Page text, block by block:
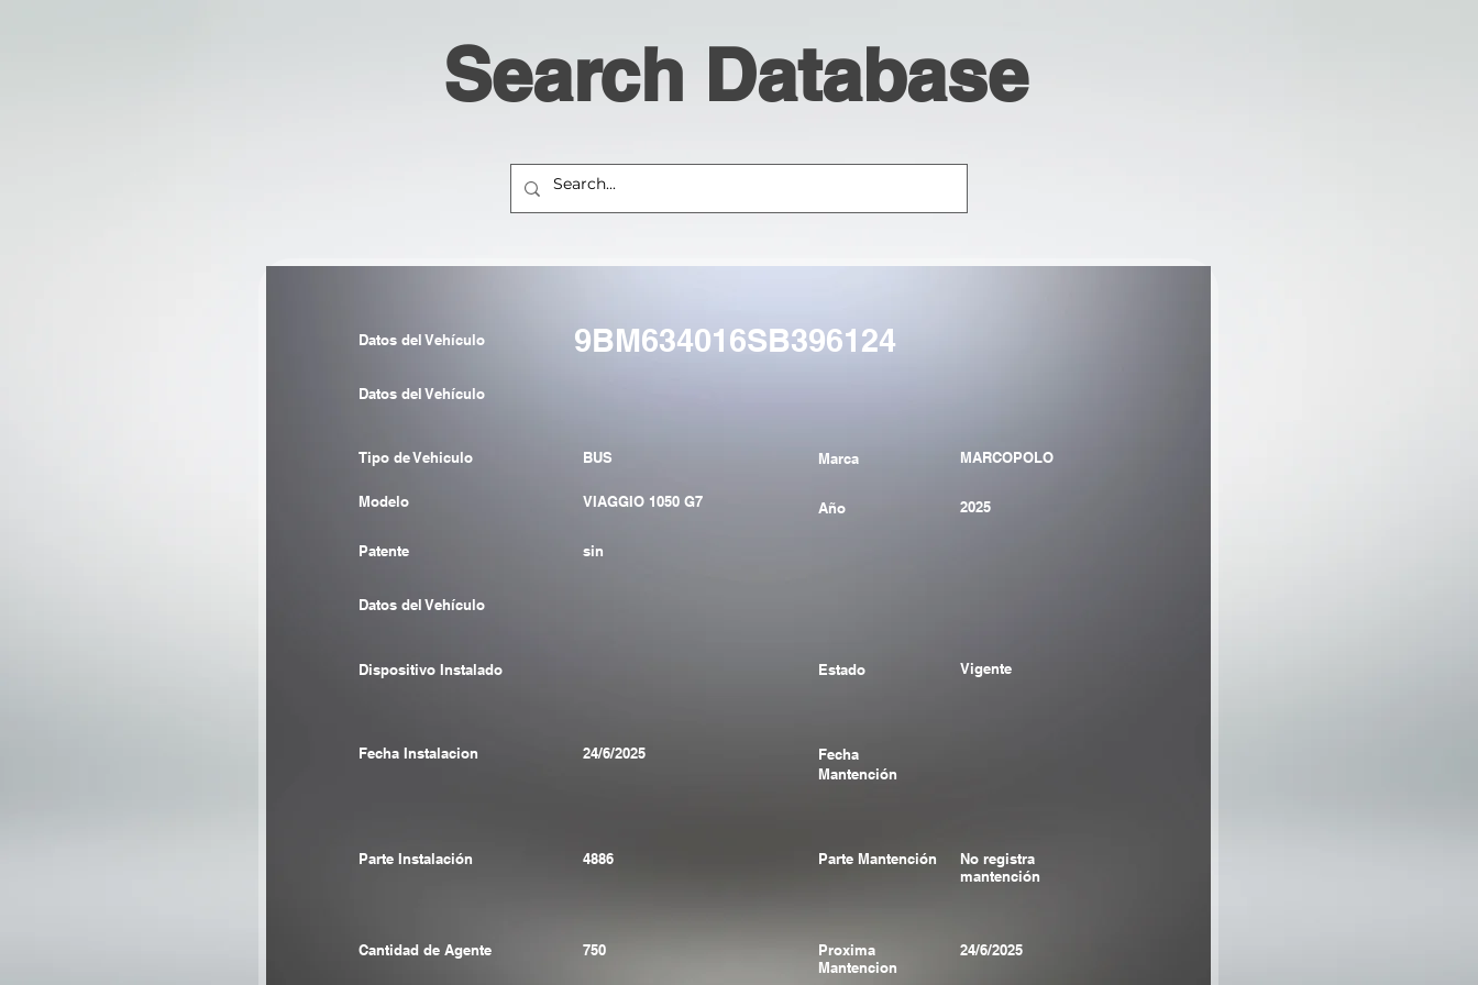
Search Database
9BM634016SB396124
Datos del Vehículo
Datos del Vehículo
Tipo de Vehiculo
Modelo
Patente
BUS
VIAGGIO 1050 G7
sin
Marca MARCOPOLO
Año 2025
Datos del Vehículo
Dispositivo Instalado
Fecha Instalacion 24/6/2025
Estado Vigente
Fecha
Mantención
Parte Instalación
Cantidad de Agente
4886
750
Parte Mantención
No registra
mantención
Proxima
Mantencion
24/6/2025